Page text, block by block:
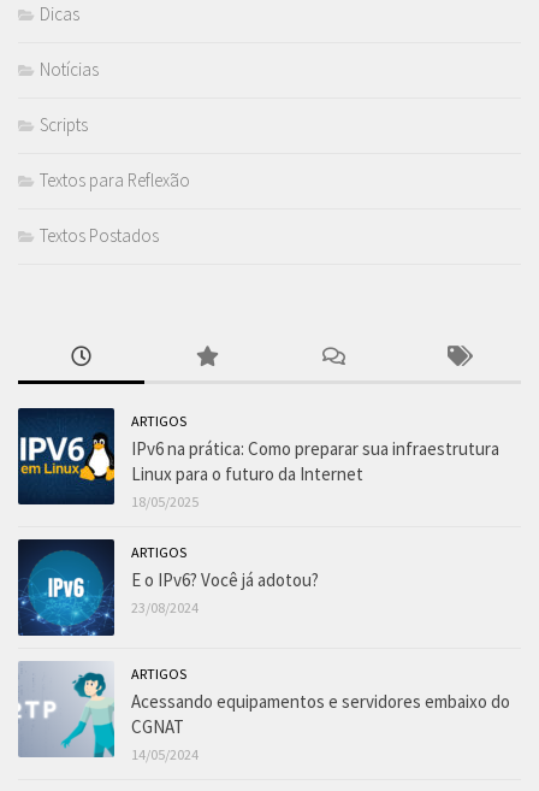
Dicas
Notícias
Scripts
Textos para Reflexão
Textos Postados
ARTIGOS
IPv6 na prática: Como preparar sua infraestrutura
Linux para o futuro da Internet
18/05/2025
ARTIGOS
E o IPv6? Você já adotou?
23/08/2024
ARTIGOS
Acessando equipamentos e servidores embaixo do
CGNAT
14/05/2024